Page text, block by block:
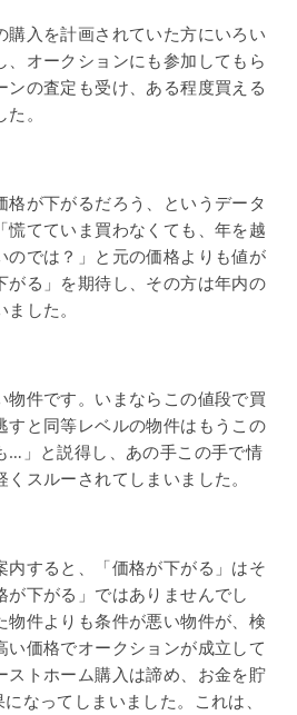
購入を計画されていた方にいろい
、オークションにも参加してもら
ンの査定も受け、ある程度買える
。
格が下がるだろう、というデータ
慌てていま買わなくても、年を越
のでは？」と元の価格よりも値が
がる」を期待し、その方は年内の
した。
物件です。いまならこの値段で買
すと同等レベルの物件はもうこの
…」と説得し、あの手この手で情
スルーされてしまいました。
内すると、「価格が下がる」はそ
下がる」ではありませんでし
物件よりも条件が悪い物件が、検
い価格でオークションが成立して
ストホーム購入は諦め、お金を貯
なってしまいました。これは、